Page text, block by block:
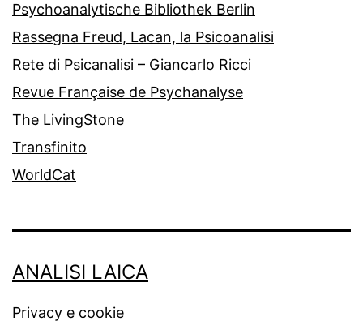
Psychoanalytische Bibliothek Berlin
Rassegna Freud, Lacan, la Psicoanalisi
Rete di Psicanalisi – Giancarlo Ricci
Revue Française de Psychanalyse
The LivingStone
Transfinito
WorldCat
ANALISI LAICA
Privacy e cookie